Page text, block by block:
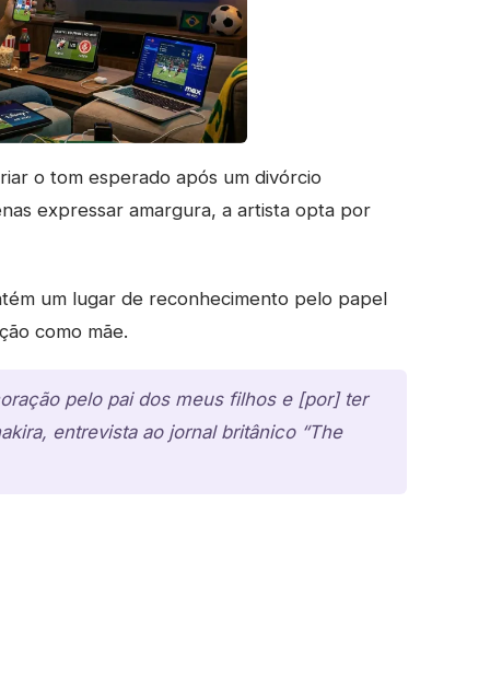
o tom esperado após um divórcio
expressar amargura, a artista opta por
um lugar de reconhecimento pelo papel
como mãe.
pelo pai dos meus filhos e [por] ter
entrevista ao jornal britânico “The